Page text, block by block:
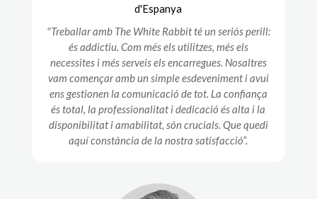
d'Espanya
"Treballar amb The White Rabbit té un seriós perill:
és addictiu. Com més els utilitzes, més els
necessites i més serveis els encarregues. Nosaltres
vam començar amb un simple esdeveniment i avui
ens gestionen la comunicació de tot. La confiança
és total, la professionalitat i dedicació és alta i la
disponibilitat i amabilitat, són crucials. Que quedi
aquí constància de la nostra satisfacció”.